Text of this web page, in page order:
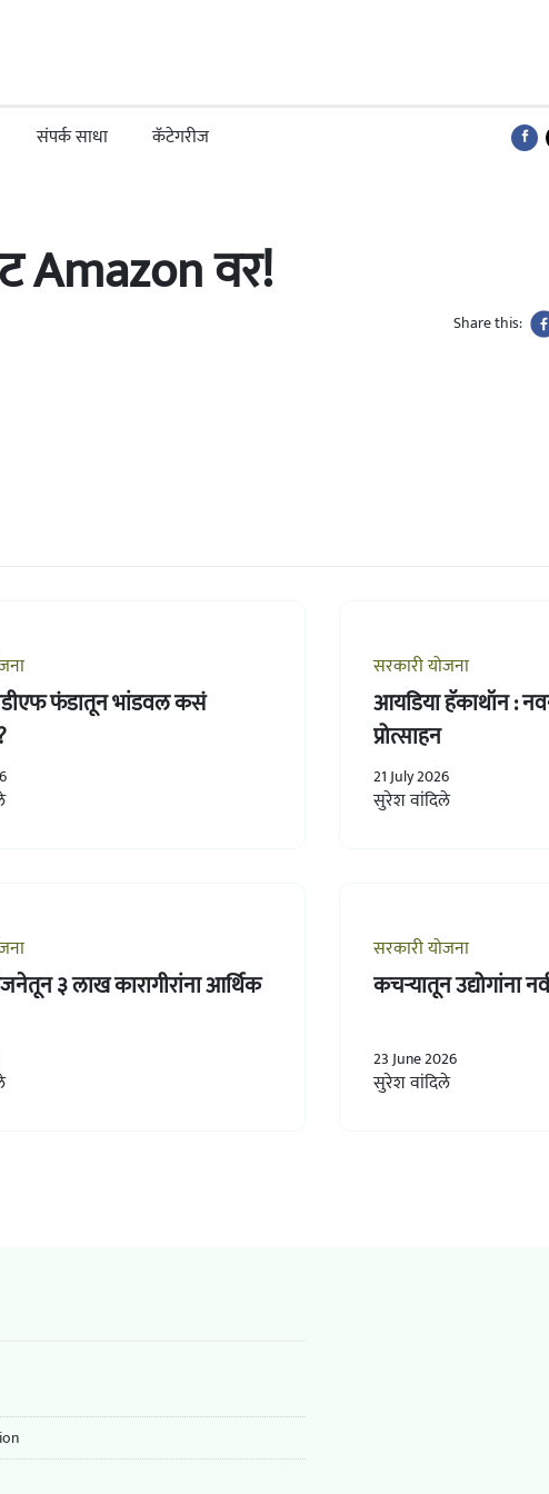
संपर्क साधा कॅटेगरीज
Amazon वर!
Share this:
फंडातून भांडवल कसं
सरकारी योजना
आयडिया हॅकाथॉन : नवनवीन
प्रोत्साहन
21 July 2026
सुरेश वांदिले
आर्थिक
सरकारी योजना
कचऱ्यातून उद्योगांना
23 June 2026
सुरेश वांदिले